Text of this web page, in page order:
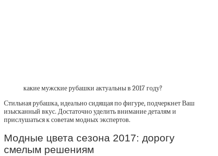
какие мужские рубашки актуальны в 2017 году?
Стильная рубашка, идеально сидящая по фигуре, подчеркнет Ваш
изысканный вкус. Достаточно уделить внимание деталям и
прислушаться к советам модных экспертов.
Модные цвета сезона 2017: дорогу
смелым решениям